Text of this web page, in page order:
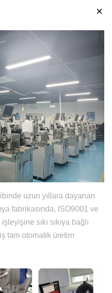
uzun yıllara dayanan
fabrikasında, ISO9001 ve
sıkı sıkıya bağlı
tam otomatik üretim